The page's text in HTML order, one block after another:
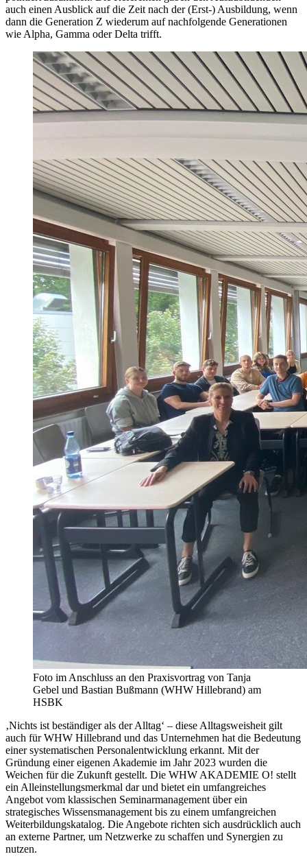
auch einen Ausblick auf die Zeit nach der (Erst-) Ausbildung, wenn
dann die Generation Z wiederum auf nachfolgende Generationen
wie Alpha, Gamma oder Delta trifft.
Foto im Anschluss an den Praxisvortrag von Tanja
Gebel und Bastian Bußmann (WHW Hillebrand) am
HSBK
‚Nichts ist beständiger als der Alltag‘ – diese Alltagsweisheit gilt
auch für WHW Hillebrand und das Unternehmen hat die Bedeutung
einer systematischen Personalentwicklung erkannt. Mit der
Gründung einer eigenen Akademie im Jahr 2023 wurden die
Weichen für die Zukunft gestellt. Die WHW AKADEMIE O! stellt
ein Alleinstellungsmerkmal dar und bietet ein umfangreiches
Angebot vom klassischen Seminarmanagement über ein
strategisches Wissensmanagement bis zu einem umfangreichen
Weiterbildungskatalog. Die Angebote richten sich ausdrücklich auch
an externe Partner, um Netzwerke zu schaffen und Synergien zu
nutzen.